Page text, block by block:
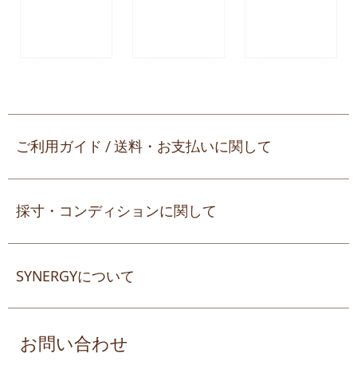
ご利用ガイド / 送料・お支払いに関して
採寸・コンディションに関して
SYNERGYについて
お問い合わせ